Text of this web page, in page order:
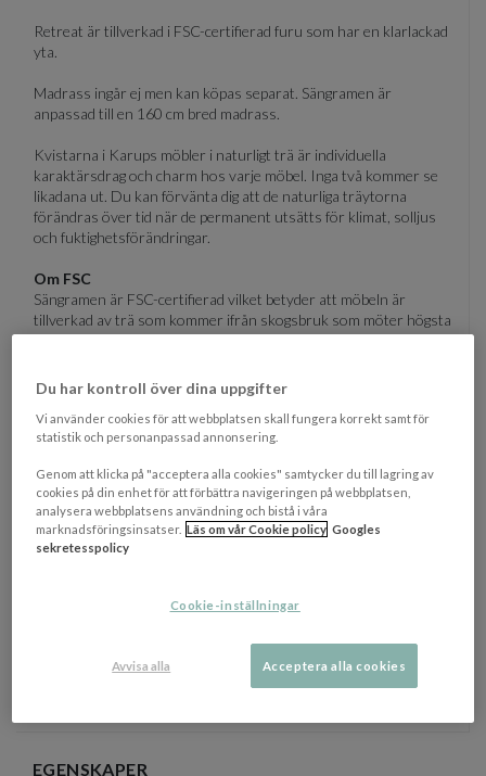
Retreat är tillverkad i FSC-certifierad furu som har en klarlackad
yta.
Madrass ingår ej men kan köpas separat. Sängramen är
anpassad till en 160 cm bred madrass.
Kvistarna i Karups möbler i naturligt trä är individuella
karaktärsdrag och charm hos varje möbel. Inga två kommer se
likadana ut. Du kan förvänta dig att de naturliga träytorna
förändras över tid när de permanent utsätts för klimat, solljus
och fuktighetsförändringar.
Om FSC
Sängramen är FSC-certifierad vilket betyder att möbeln är
tillverkad av trä som kommer ifrån skogsbruk som möter högsta
sociala och miljövänliga standard. Dessa skogsbruk inspekteras
FSCs strikta principer.
Dimensioner
Säng Längd: 226 cm
Säng Höjd (med gavel): 93 cm
Gavel höjd: 61 cm
Höjd ben: 20 cm
Maxvikt: 300 kg
EGENSKAPER
Du har kontroll över dina uppgifter
Vi använder cookies för att webbplatsen skall fungera korrekt samt för
statistik och personanpassad annonsering.
Genom att klicka på "acceptera alla cookies" samtycker du till lagring av
cookies på din enhet för att förbättra navigeringen på webbplatsen,
analysera webbplatsens användning och bistå i våra
marknadsföringsinsatser. Läs om vår Cookie policy Googles
sekretesspolicy
Cookie-inställningar
Avvisa alla Acceptera alla cookies